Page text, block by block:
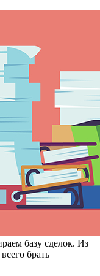
базу сделок. Из
брать